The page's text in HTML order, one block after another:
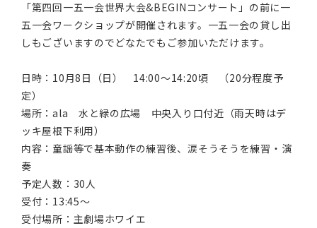
「第四回一五一会世界大会&BEGINコンサート」の前に一
五一会ワークショップが開催されます。一五一会の貸し出
しもございますのでどなたでもご参加いただけます。
日時：10月8日（日） 14:00～14:20頃 （20分程度予
定）
場所：ala 水と緑の広場 中央入り口付近（雨天時はデ
ッキ屋根下利用）
内容：童謡等で基本動作の練習後、涙そうそうを練習・演
奏
予定人数：30人
受付：13:45～
受付場所：主劇場ホワイエ